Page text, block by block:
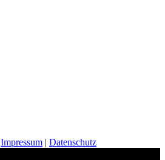
Impressum | Datenschutz